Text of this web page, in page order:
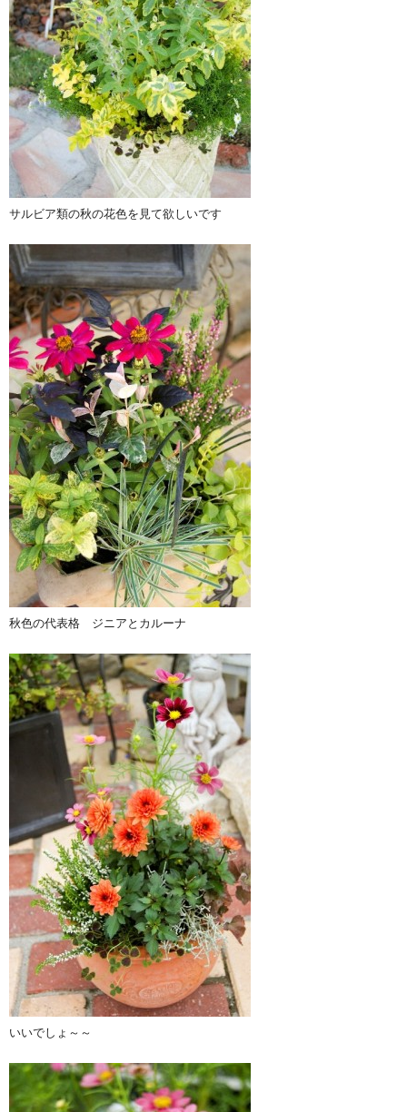
サルビア類の秋の花色を見て欲しいです
秋色の代表格 ジニアとカルーナ
いいでしょ～～